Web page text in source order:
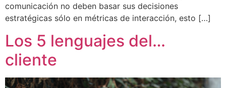
comunicación no deben basar sus decisiones
estratégicas sólo en métricas de interacción, esto […]
Los 5 lenguajes del…
cliente